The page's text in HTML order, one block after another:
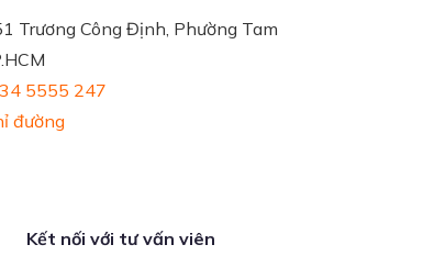
Trương Công Định, Phường Tam
5555 247
đường
Kết nối với tư vấn viên